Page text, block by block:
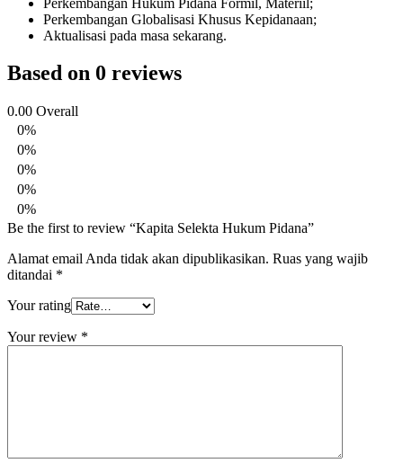
Perkembangan Globalisasi Khusus Kepidanaan;
Aktualisasi pada masa sekarang.
Based on 0 reviews
0.00 Overall
0%
0%
0%
0%
0%
Be the first to review “Kapita Selekta Hukum Pidana”
Alamat email Anda tidak akan dipublikasikan. Ruas yang wajib
ditandai *
Your rating
Your review *